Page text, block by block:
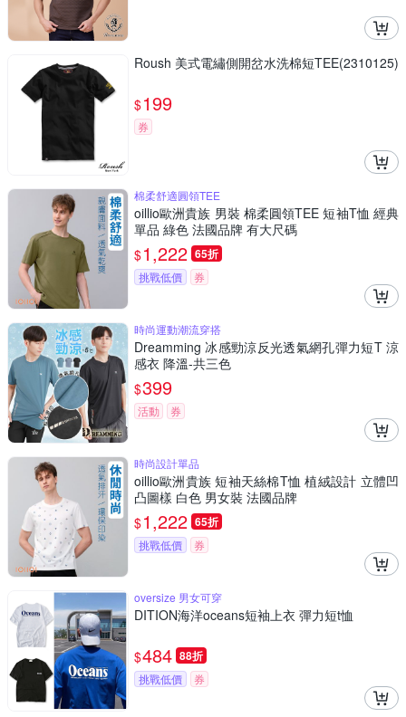
Roush 美式電繡側開岔水洗棉短TEE(2310125)
$199
券
棉柔舒適圓領TEE
oillio歐洲貴族 男裝 棉柔圓領TEE 短袖T恤 經典
單品 綠色 法國品牌 有大尺碼
$1,222 65折
挑戰低價 券
時尚運動潮流穿搭
Dreamming 冰感勁涼反光透氣網孔彈力短T 涼
感衣 降溫-共三色
$399
活動 券
時尚設計單品
oillio歐洲貴族 短袖天絲棉T恤 植絨設計 立體凹
凸圖樣 白色 男女裝 法國品牌
$1,222 65折
挑戰低價 券
oversize 男女可穿
DITION海洋oceans短袖上衣 彈力短t恤
$484 88折
挑戰低價 券